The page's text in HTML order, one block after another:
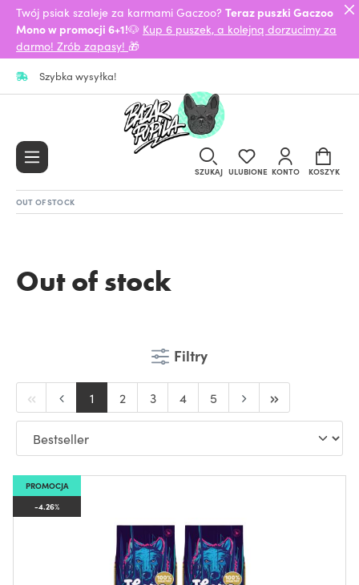
Twój psiak szaleje za karmami Gaczoo? Teraz puszki Gaczoo
Mono w promocji 6+1!🐶 Kup 6 puszek, a kolejną dorzucimy za
darmo! Zrób zapasy! 🎁
Szybka wysyłka!
SZUKAJ ULUBIONE KONTO KOSZYK
OUT OF STOCK
Out of stock
Filtry
1 2 3 4 5
PROMOCJA
-4.26%